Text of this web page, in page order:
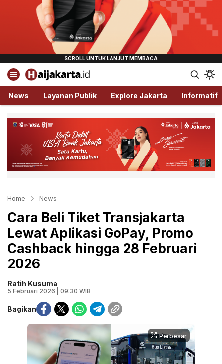
Haijakarta.id
Semua Tentang Jakarta Ada Disini!
News Layanan Publik Explore Jakarta Informatif
Home News
Cara Beli Tiket Transjakarta
Lewat Aplikasi GoPay, Promo
Cashback hingga 28 Februari
2026
Ratih Kusuma
5 Februari 2026 | 09:30 WIB
Bagikan
Perbesar